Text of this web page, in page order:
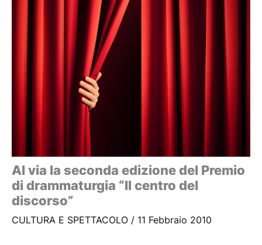
Al via la seconda edizione del Premio
di drammaturgia “Il centro del
discorso”
CULTURA E SPETTACOLO / 11 Febbraio 2010